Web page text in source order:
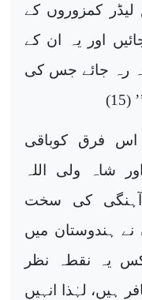
کمزوروں کے
اور یہ ان کے
رہ جائے جس کی
اس فرق کوباقی
شاہ ولی اللہ
آہنگی کی سخت
ہندوستان میں
یہ نقطہ نظر
ہیں، لہٰذا انہیں